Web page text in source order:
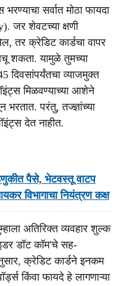
सर्वात मोठा फायदा
जर शेवटच्या क्षणी
तर क्रेडिट कार्डचा वापर
शकता. यामुळे तुमच्या
दिवसांपर्यंतचा व्याजमुक्त
मिळवण्याच्या आशेने
परंतु, तज्ज्ञांच्या
देत नाहीत.
पैसे, भेटवस्तू वाटप
विभागाचा नियंत्रण कक्ष
अतिरिक्त व्यवहार शुल्क
डॉट कॉम'चे सह-
क्रेडिट कार्डने इनकम
किंवा फायदे हे लागणाऱ्या